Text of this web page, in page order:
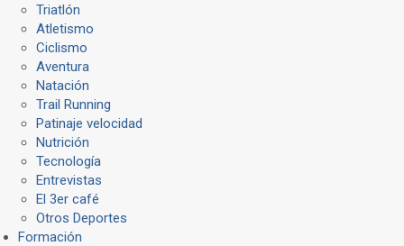
Triatlón
Atletismo
Ciclismo
Aventura
Natación
Trail Running
Patinaje velocidad
Nutrición
Tecnología
Entrevistas
El 3er café
Otros Deportes
Formación